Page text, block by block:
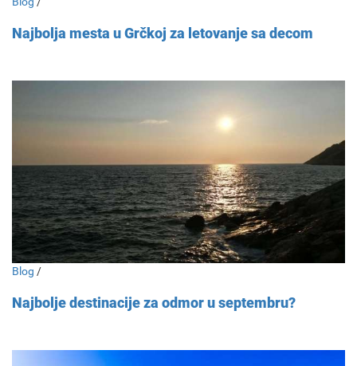
Najbolja mesta u Grčkoj za letovanje sa decom
Blog /
Najbolje destinacije za odmor u septembru?